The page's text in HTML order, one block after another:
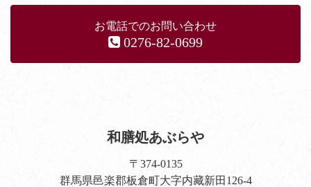
お電話でのお問い合わせ
0276-82-0699
和膳処あぶらや
〒374-0135
群馬県邑楽郡板倉町大字内藏新田126-4